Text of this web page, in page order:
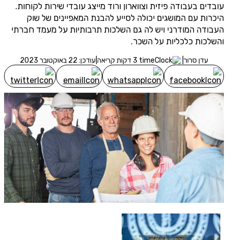
עובדים בעבודה פיזית וצווארון ורוד מייצג עובדי שירות לקוחות.
היכרות עם המושגים יכולה לסייע להבנת המאפיינים של שוק
העבודה המודרני ויש לה גם השלכות תרבותיות על מעמד חברתי
והשלכות כלכליות על השכר.
עדן סרור עודכן: 22 באוקטובר 2023
האם ברשותך ביטוח סיעודי?
תנאי שימוש
אני מאשר שקראתי את תנאיי השימוש והפרטיות, ואני מסכים להם, וכי
פרטיי ישמש לקבלת פניות, הצעות שיווקיות מאיתנו או מצדדים שלישיים, לרבות
בנוגע לתוכניות ביטוח או מוצרים פנסיוניים
מסכימ/ה לקבלת תוכן, דברי פרסומת או עדכונים מהחברה באמצעות
דוא"ל, SMS או טלפון
קבל הצעה למימוש זכויות